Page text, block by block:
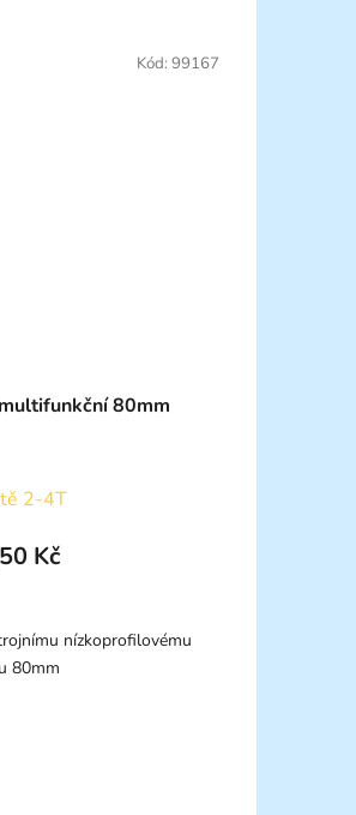
80mm
2-4T
Kč
nízkoprofilovému
80mm
Kód: 99167